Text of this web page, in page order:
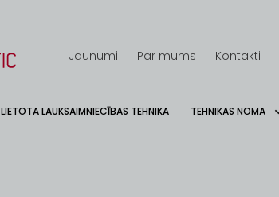
Jaunumi Par mums Kontakti
LIETOTA LAUKSAIMNIECĪBAS TEHNIKA TEHNIKAS NOMA